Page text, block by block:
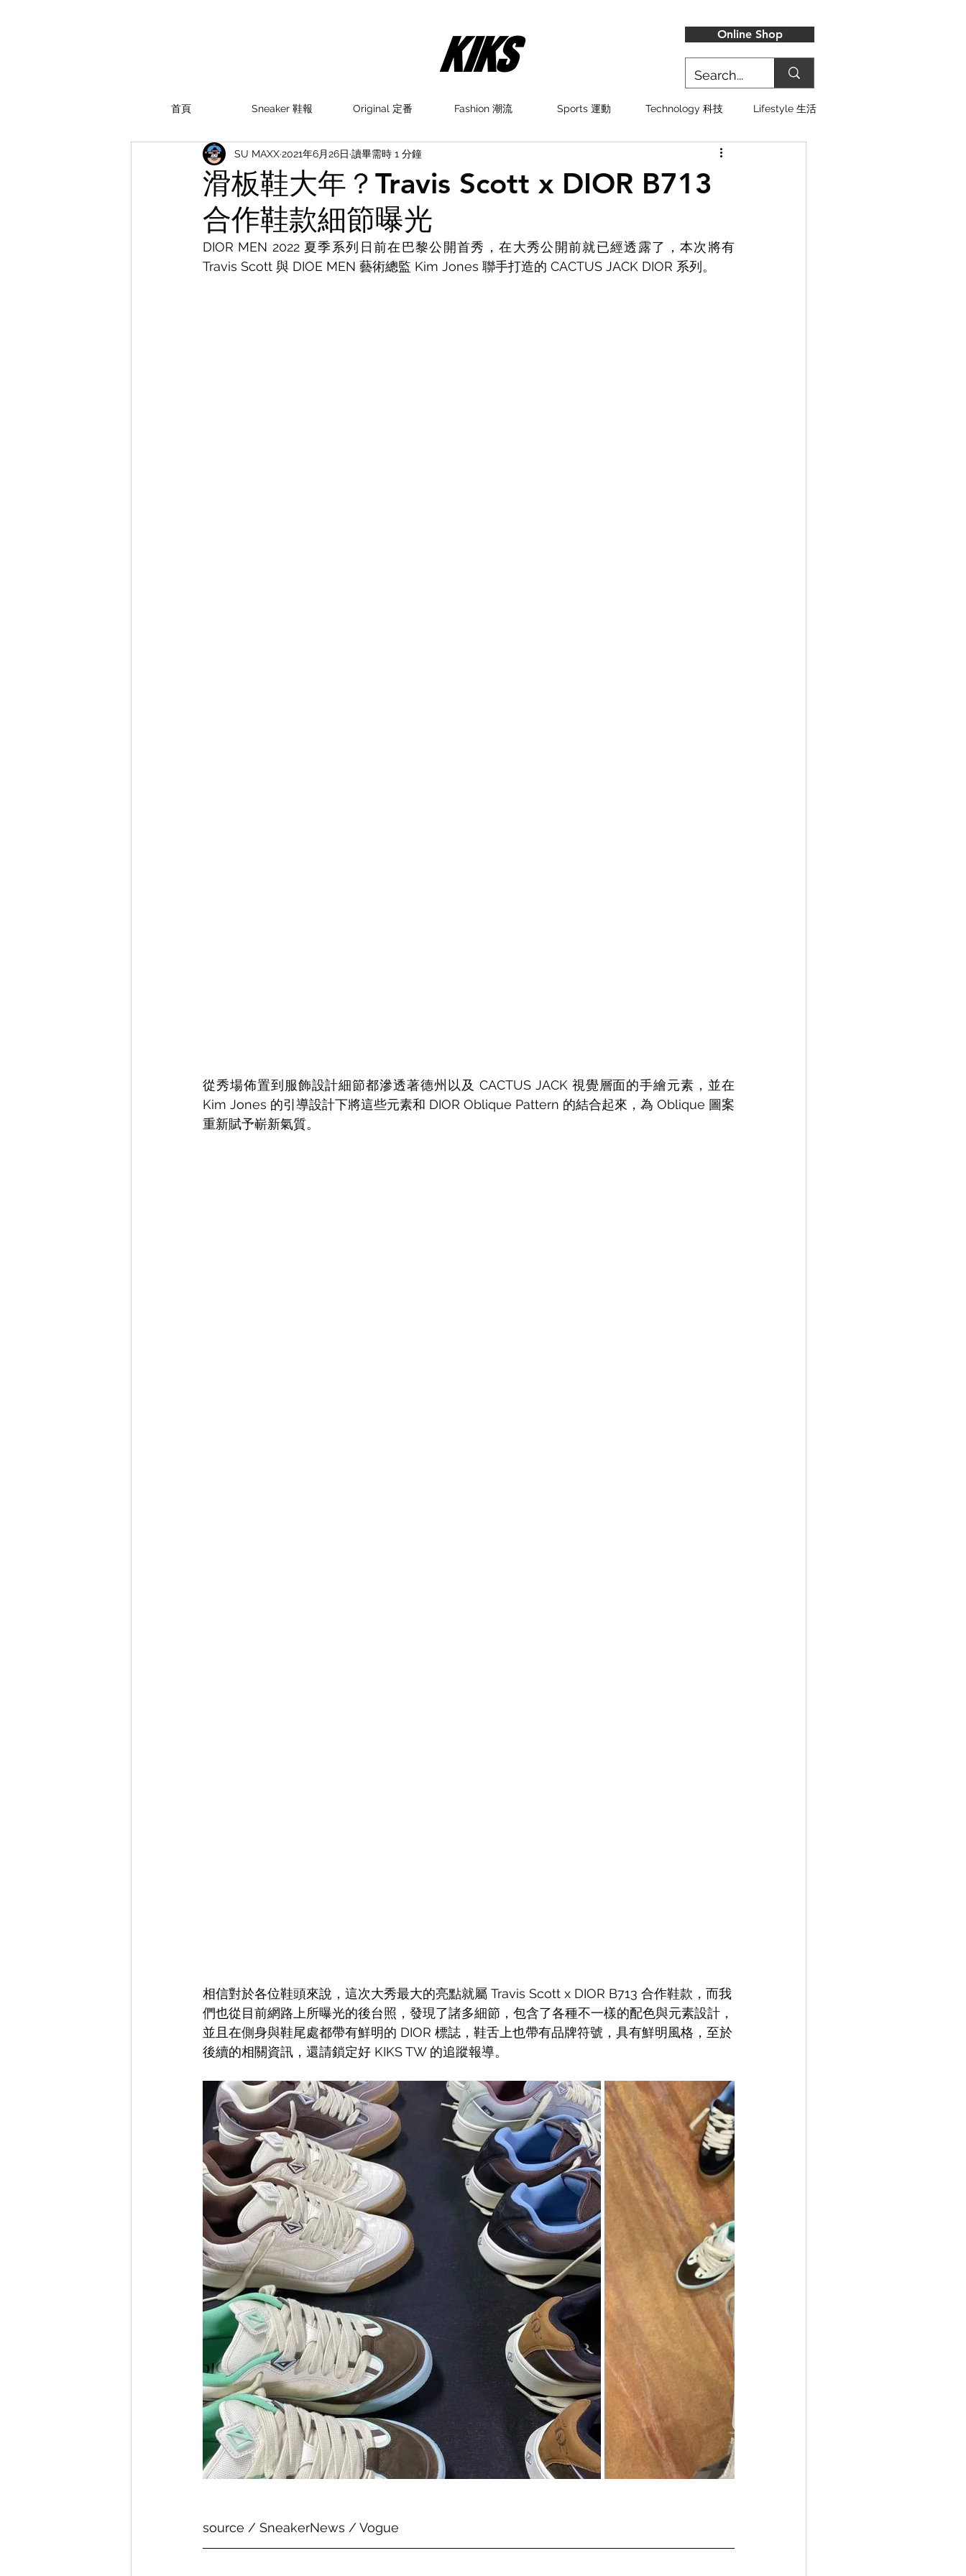
Online Shop
首頁 Sneaker 鞋報 Original 定番 Fashion 潮流 Sports 運動 Technology 科技 Lifestyle 生活
滑板鞋大年？Travis Scott x DIOR B713
合作鞋款細節曝光
SU MAXX2021年6月26日 讀畢需時 1 分鐘
DIOR MEN 2022 夏季系列日前在巴黎公開首秀，在大秀公開前就已經透露了，本次將有
Travis Scott 與 DIOE MEN 藝術總監 Kim Jones 聯手打造的 CACTUS JACK DIOR 系列。
從秀場佈置到服飾設計細節都滲透著德州以及 CACTUS JACK 視覺層面的手繪元素，並在
Kim Jones 的引導設計下將這些元素和 DIOR Oblique Pattern 的結合起來，為 Oblique 圖案
重新賦予嶄新氣質。
相信對於各位鞋頭來說，這次大秀最大的亮點就屬 Travis Scott x DIOR B713 合作鞋款，而我
們也從目前網路上所曝光的後台照，發現了諸多細節，包含了各種不一樣的配色與元素設計，
並且在側身與鞋尾處都帶有鮮明的 DIOR 標誌，鞋舌上也帶有品牌符號，具有鮮明風格，至於
後續的相關資訊，還請鎖定好 KIKS TW 的追蹤報導。
source / SneakerNews / Vogue